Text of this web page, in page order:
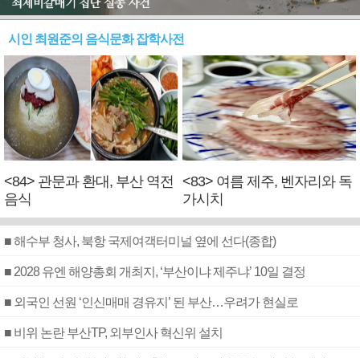
시인 최원준의 음식문화 잡학사전
<84> 관문과 환대, 부산 역전
음식
<83> 여름 제주, 벤자리와 독
가시치
■ 해수부 청사, 북항 국제여객터미널 옆에 선다(종합)
■ 2028 유엔 해양총회 개최지, ‘부산이냐 제주냐’ 10일 결정
■ 외국인 선원 ‘인신매매 경유지’ 된 부산…우려가 현실로
■ 비위 논란 부산TP, 외부인사 혁신위 설치